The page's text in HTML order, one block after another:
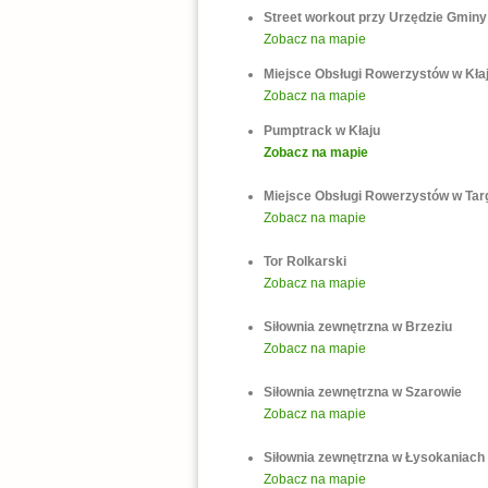
Street workout przy Urzędzie Gminy
Zobacz na mapie
Miejsce Obsługi Rowerzystów w
Zobacz na mapie
Pumptrack w Kłaju
Zobacz na mapie
Miejsce Obsługi Rowerzystów w
Zobacz na mapie
Tor Rolkarski
Zobacz na mapie
Siłownia zewnętrzna w Brzeziu
Zobacz na mapie
Siłownia zewnętrzna w Szarowie
Zobacz na mapie
Siłownia zewnętrzna w Łysokaniach
Zobacz na mapie